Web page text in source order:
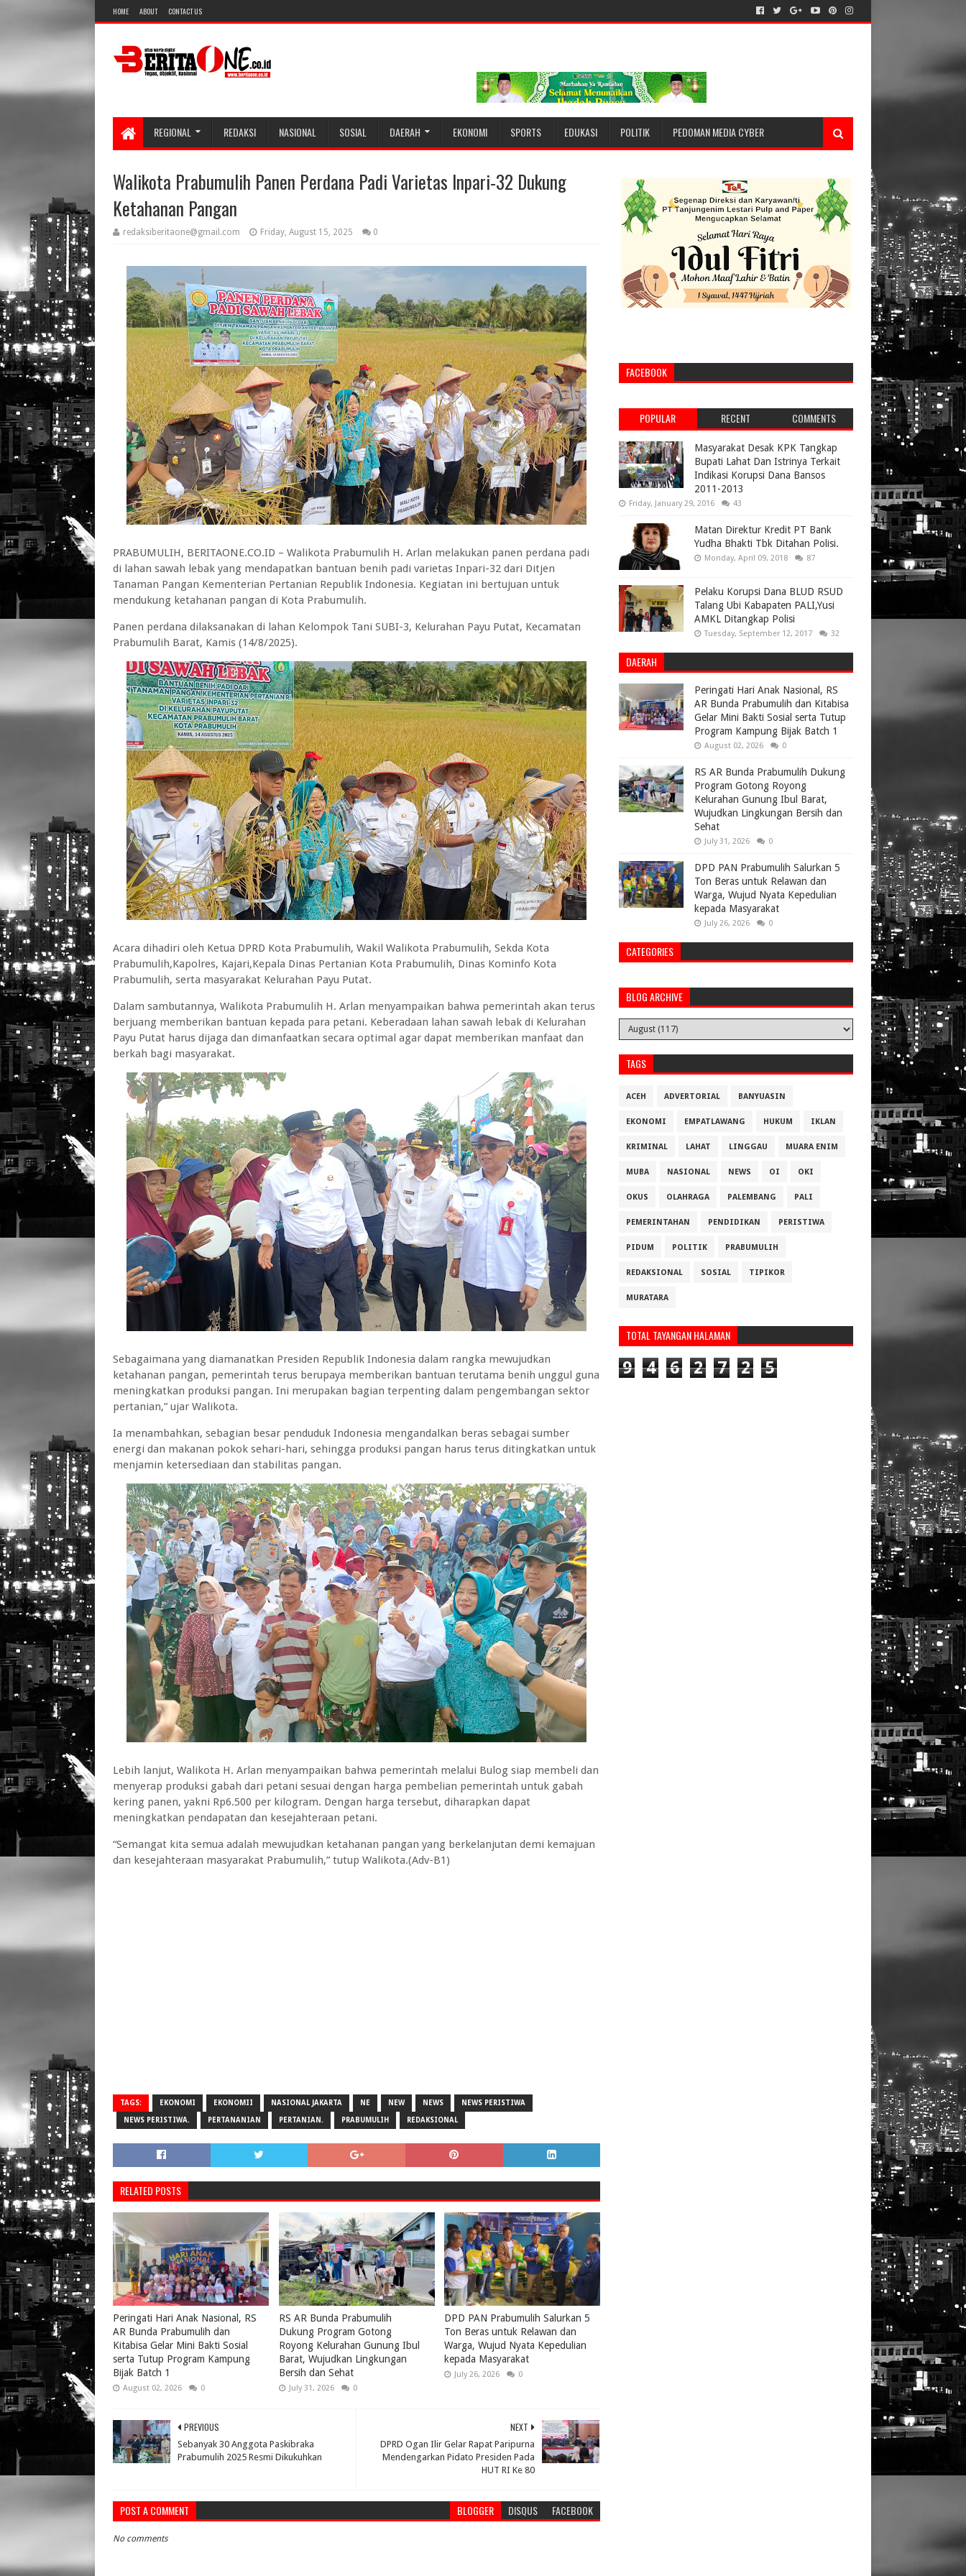
HOME ABOUT CONTACT US
REGIONAL REDAKSI NASIONAL SOSIAL DAERAH EKONOMI SPORTS EDUKASI POLITIK PEDOMAN MEDIA CYBER
Walikota Prabumulih Panen Perdana Padi Varietas Inpari-32 Dukung
Ketahanan Pangan
redaksiberitaone@gmail.com Friday, August 15, 2025 0
PRABUMULIH, BERITAONE.CO.ID – Walikota Prabumulih H. Arlan melakukan panen perdana padi
di lahan sawah lebak yang mendapatkan bantuan benih padi varietas Inpari-32 dari Ditjen
Tanaman Pangan Kementerian Pertanian Republik Indonesia. Kegiatan ini bertujuan untuk
mendukung ketahanan pangan di Kota Prabumulih.
Panen perdana dilaksanakan di lahan Kelompok Tani SUBI-3, Kelurahan Payu Putat, Kecamatan
Prabumulih Barat, Kamis (14/8/2025).
Acara dihadiri oleh Ketua DPRD Kota Prabumulih, Wakil Walikota Prabumulih, Sekda Kota
Prabumulih,Kapolres, Kajari,Kepala Dinas Pertanian Kota Prabumulih, Dinas Kominfo Kota
Prabumulih, serta masyarakat Kelurahan Payu Putat.
Dalam sambutannya, Walikota Prabumulih H. Arlan menyampaikan bahwa pemerintah akan terus
berjuang memberikan bantuan kepada para petani. Keberadaan lahan sawah lebak di Kelurahan
Payu Putat harus dijaga dan dimanfaatkan secara optimal agar dapat memberikan manfaat dan
berkah bagi masyarakat.
Sebagaimana yang diamanatkan Presiden Republik Indonesia dalam rangka mewujudkan
ketahanan pangan, pemerintah terus berupaya memberikan bantuan terutama benih unggul guna
meningkatkan produksi pangan. Ini merupakan bagian terpenting dalam pengembangan sektor
pertanian,” ujar Walikota.
Ia menambahkan, sebagian besar penduduk Indonesia mengandalkan beras sebagai sumber
energi dan makanan pokok sehari-hari, sehingga produksi pangan harus terus ditingkatkan untuk
menjamin ketersediaan dan stabilitas pangan.
Lebih lanjut, Walikota H. Arlan menyampaikan bahwa pemerintah melalui Bulog siap membeli dan
menyerap produksi gabah dari petani sesuai dengan harga pembelian pemerintah untuk gabah
kering panen, yakni Rp6.500 per kilogram. Dengan harga tersebut, diharapkan dapat
meningkatkan pendapatan dan kesejahteraan petani.
“Semangat kita semua adalah mewujudkan ketahanan pangan yang berkelanjutan demi kemajuan
dan kesejahteraan masyarakat Prabumulih,” tutup Walikota.(Adv-B1)
TAGS: EKONOMI EKONOMII NASIONAL JAKARTA NE NEW NEWS NEWS PERISTIWA
NEWS PERISTIWA. PERTANANIAN PERTANIAN. PRABUMULIH REDAKSIONAL
RELATED POSTS
Peringati Hari Anak Nasional, RS
AR Bunda Prabumulih dan
Kitabisa Gelar Mini Bakti Sosial
serta Tutup Program Kampung
Bijak Batch 1
August 02, 2026 0
RS AR Bunda Prabumulih
Dukung Program Gotong
Royong Kelurahan Gunung Ibul
Barat, Wujudkan Lingkungan
Bersih dan Sehat
July 31, 2026 0
DPD PAN Prabumulih Salurkan 5
Ton Beras untuk Relawan dan
Warga, Wujud Nyata Kepedulian
kepada Masyarakat
July 26, 2026 0
NEXT
DPRD Ogan Ilir Gelar Rapat Paripurna
Mendengarkan Pidato Presiden Pada
HUT RI Ke 80
PREVIOUS
Sebanyak 30 Anggota Paskibraka
Prabumulih 2025 Resmi Dikukuhkan
POST A COMMENT BLOGGER DISQUS FACEBOOK
No comments
FACEBOOK
POPULAR RECENT COMMENTS
Masyarakat Desak KPK Tangkap
Bupati Lahat Dan Istrinya Terkait
Indikasi Korupsi Dana Bansos
2011-2013
Friday, January 29, 2016 43
Matan Direktur Kredit PT Bank
Yudha Bhakti Tbk Ditahan Polisi.
Monday, April 09, 2018 87
Pelaku Korupsi Dana BLUD RSUD
Talang Ubi Kabapaten PALI,Yusi
AMKL Ditangkap Polisi
Tuesday, September 12, 2017 32
DAERAH
Peringati Hari Anak Nasional, RS
AR Bunda Prabumulih dan Kitabisa
Gelar Mini Bakti Sosial serta Tutup
Program Kampung Bijak Batch 1
August 02, 2026 0
RS AR Bunda Prabumulih Dukung
Program Gotong Royong
Kelurahan Gunung Ibul Barat,
Wujudkan Lingkungan Bersih dan
Sehat
July 31, 2026 0
DPD PAN Prabumulih Salurkan 5
Ton Beras untuk Relawan dan
Warga, Wujud Nyata Kepedulian
kepada Masyarakat
July 26, 2026 0
CATEGORIES
BLOG ARCHIVE
TAGS
ACEH ADVERTORIAL BANYUASIN
EKONOMI EMPATLAWANG HUKUM IKLAN
KRIMINAL LAHAT LINGGAU MUARA ENIM
MUBA NASIONAL NEWS OI OKI
OKUS OLAHRAGA PALEMBANG PALI
PEMERINTAHAN PENDIDIKAN PERISTIWA
PIDUM POLITIK PRABUMULIH
REDAKSIONAL SOSIAL TIPIKOR
MURATARA
TOTAL TAYANGAN HALAMAN
9 4 6 2 7 2 5